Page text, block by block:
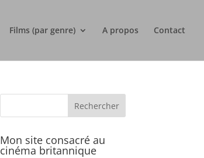
Films (par genre) A propos Contact
Mon site consacré au
cinéma britannique